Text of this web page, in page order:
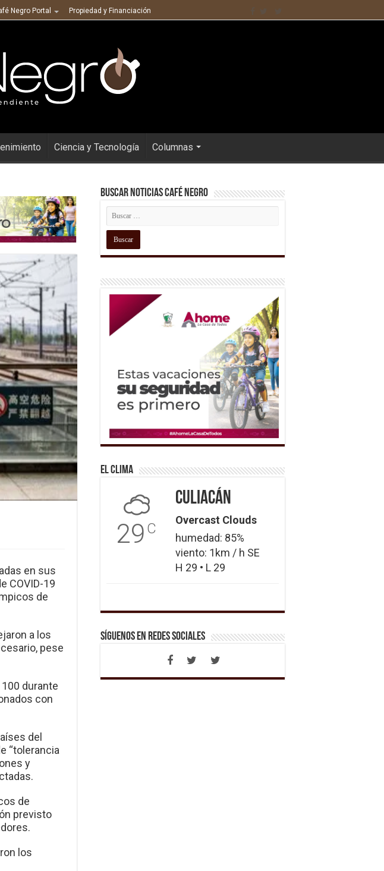
Negro Portal Propiedad y Financiación
Ciencia y Tecnología Columnas
en sus
COVID-19
de
a los
pese
durante
con
del
“tolerancia
y
de
previsto
los
Buscar Noticias Café Negro
El Clima
29 C
Culiacán
Overcast Clouds
humedad: 85%
viento: 1km / h SE
H 29 • L 29
Síguenos en Redes Sociales